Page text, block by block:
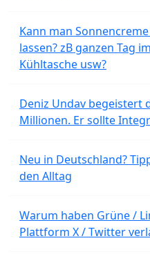
Kann man
lassen? zB ganzen Tag
Kühltasche usw?
Deniz Undav begeistert
Millionen. Er sollte
Neu in Deutschland?
den Alltag
Warum haben Grüne /
Plattform X / Twitter